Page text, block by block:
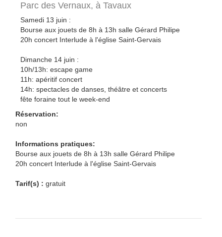
Parc des Vernaux, à Tavaux
Samedi 13 juin :
Bourse aux jouets de 8h à 13h salle Gérard Philipe
20h concert Interlude à l'église Saint-Gervais
Dimanche 14 juin :
10h/13h: escape game
11h: apéritif concert
14h: spectacles de danses, théâtre et concerts
fête foraine tout le week-end
Réservation:
non
Informations pratiques:
Bourse aux jouets de 8h à 13h salle Gérard Philipe
20h concert Interlude à l'église Saint-Gervais
Tarif(s) : gratuit